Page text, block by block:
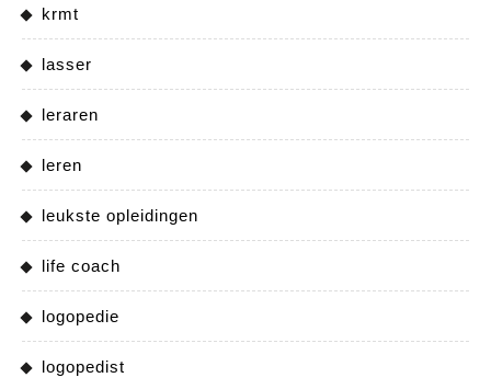
krmt
lasser
leraren
leren
leukste opleidingen
life coach
logopedie
logopedist